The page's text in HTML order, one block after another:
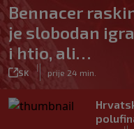
Bennacer
je slobodan
i htio, ali…
SK
|
prije 24 min.